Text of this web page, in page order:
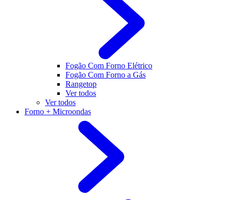
Fogão Com Forno Elétrico
Fogão Com Forno a Gás
Rangetop
Ver todos
Ver todos
Forno + Microondas